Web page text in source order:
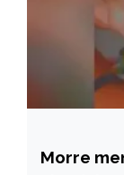
BRASIL
Morre